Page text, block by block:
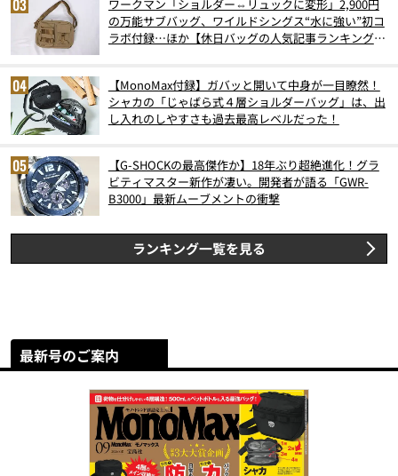
ワークマン「ショルダー⇔リュックに変形」2,900円
の万能サブバッグ、ワイルドシングス“水に強い”初コ
ラボ付録…ほか【休日バッグの人気記事ランキングベ
【MonoMax付録】ガバッと開いて中身が一目瞭然！
シャカの「じゃばら式４層ショルダーバッグ」は、出
し入れのしやすさも過去最高レベルだった！
【G-SHOCKの最高傑作か】18年ぶり超絶進化！グラ
ビティマスター新作が凄い。開発者が語る「GWR-
B3000」最新ムーブメントの衝撃
ランキング一覧を見る
最新号のご案内